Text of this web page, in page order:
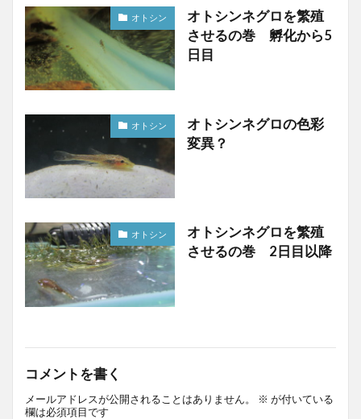
オトシン
オトシンネグロを繁殖
させるの巻 孵化から5
日目
オトシン
オトシンネグロの色彩
変異？
オトシン
オトシンネグロを繁殖
させるの巻 2日目以降
コメントを書く
メールアドレスが公開されることはありません。 ※ が付いている
欄は必須項目です